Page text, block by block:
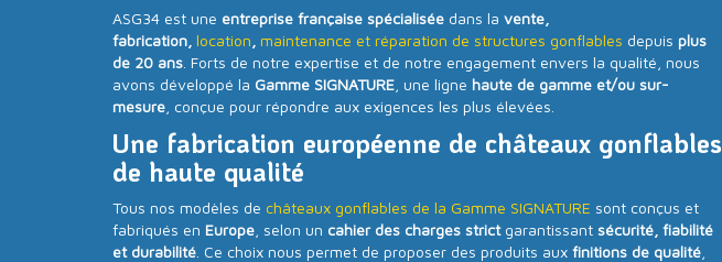
ASG34 est une entreprise française spécialisée dans la vente,
fabrication, location maintenance et réparation de structures gonflables depuis plus
de 20 ans . Forts de notre expertise et de notre engagement envers la qualité, nous
avons développé la Gamme SIGNATURE , une ligne haute de gamme et/ou sur-
mesure , conçue pour répondre aux exigences les plus élevées.
Une fabrication européenne de châteaux gonflables
de haute qualité
Tous nos modèles de châteaux gonflables de la Gamme SIGNATURE sont conçus et
fabriqués en Europe , selon un cahier des charges strict garantissant sécurité, fiabilité
et durabilité . Ce choix nous permet de proposer des produits aux finitions de qualité